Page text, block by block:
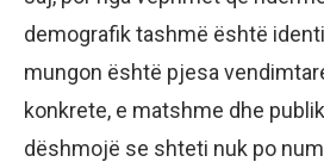
demografik tashmë është
mungon është pjesa
konkrete, e matshme dhe
dëshmojë se shteti nuk po